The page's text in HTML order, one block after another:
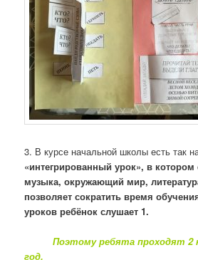
3. В курсе начальной школы есть так
«интегрированный урок», в
музыка, окружающий мир,
позволяет сократить время
уроков ребёнок слушает 1.
Поэтому ребята проходят 2
год.